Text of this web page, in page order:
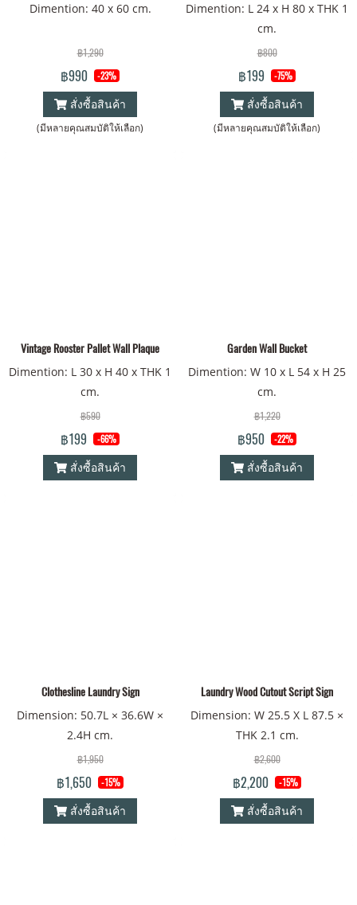
Dimention: 40 x 60 cm.
฿1,290
฿990 -23%
สั่งซื้อสินค้า
(มีหลายคุณสมบัติให้เลือก)
Dimention: L 24 x H 80 x THK 1
cm.
฿800
฿199 -75%
สั่งซื้อสินค้า
(มีหลายคุณสมบัติให้เลือก)
Vintage Rooster Pallet Wall Plaque
Dimention: L 30 x H 40 x THK 1
cm.
฿590
฿199 -66%
สั่งซื้อสินค้า
Garden Wall Bucket
Dimention: W 10 x L 54 x H 25
cm.
฿1,220
฿950 -22%
สั่งซื้อสินค้า
Clothesline Laundry Sign
Dimension: 50.7L × 36.6W ×
2.4H cm.
฿1,950
฿1,650 -15%
สั่งซื้อสินค้า
Laundry Wood Cutout Script Sign
Dimension: W 25.5 X L 87.5 ×
THK 2.1 cm.
฿2,600
฿2,200 -15%
สั่งซื้อสินค้า